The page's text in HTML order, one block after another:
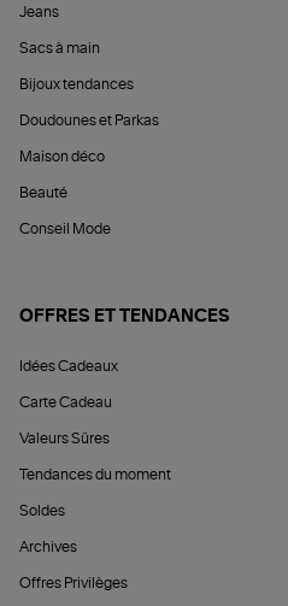
Jeans
Sacs à main
Bijoux tendances
Doudounes et Parkas
Maison déco
Beauté
Conseil Mode
OFFRES ET TENDANCES
Idées Cadeaux
Carte Cadeau
Valeurs Sûres
Tendances du moment
Soldes
Archives
Offres Privilèges